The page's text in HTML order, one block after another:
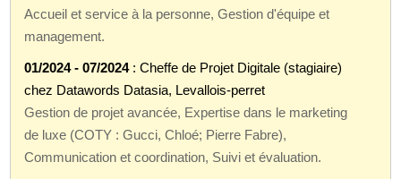
Accueil et service à la personne, Gestion d'équipe et
management.
01/2024 - 07/2024: Cheffe de Projet Digitale (stagiaire)
chez Datawords Datasia, Levallois-perret
Gestion de projet avancée, Expertise dans le marketing
de luxe (COTY : Gucci, Chloé; Pierre Fabre),
Communication et coordination, Suivi et évaluation.